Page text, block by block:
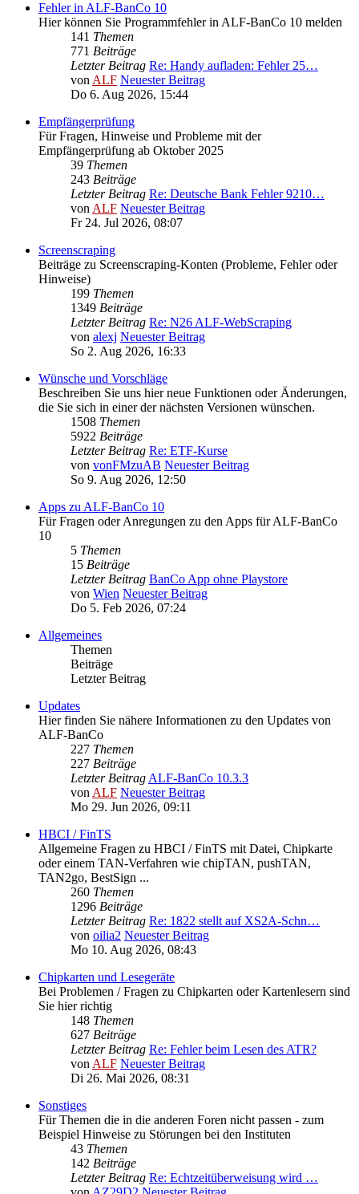
Fehler in ALF-BanCo 10
Hier können Sie Programmfehler in ALF-BanCo 10 melden
141 Themen
771 Beiträge
Letzter Beitrag Re: Handy aufladen: Fehler 25…
vonALF Neuester Beitrag
Do 6. Aug 2026, 15:44
Empfängerprüfung
Für Fragen, Hinweise und Probleme mit der
Empfängerprüfung ab Oktober 2025
39 Themen
243 Beiträge
Letzter Beitrag Re: Deutsche Bank Fehler 9210…
vonALF Neuester Beitrag
Fr 24. Jul 2026, 08:07
Screenscraping
Beiträge zu Screenscraping-Konten (Probleme, Fehler oder
Hinweise)
199 Themen
1349 Beiträge
Letzter Beitrag Re: N26 ALF-WebScraping
von alexj Neuester Beitrag
So 2. Aug 2026, 16:33
Wünsche und Vorschläge
Beschreiben Sie uns hier neue Funktionen oder Änderungen,
die Sie sich in einer der nächsten Versionen wünschen.
1508 Themen
5922 Beiträge
Letzter Beitrag Re: ETF-Kurse
von vonFMzuAB Neuester Beitrag
So 9. Aug 2026, 12:50
Apps zu ALF-BanCo 10
Für Fragen oder Anregungen zu den Apps für ALF-BanCo
10
5 Themen
15 Beiträge
Letzter Beitrag BanCo App ohne Playstore
von Wien Neuester Beitrag
Do 5. Feb 2026, 07:24
Allgemeines
Themen
Beiträge
Letzter Beitrag
Updates
Hier finden Sie nähere Informationen zu den Updates von
ALF-BanCo
227 Themen
227 Beiträge
Letzter BeitragALF-BanCo 10.3.3
vonALF Neuester Beitrag
Mo 29. Jun 2026, 09:11
HBCI / FinTS
Allgemeine Fragen zu HBCI / FinTS mit Datei, Chipkarte
oder einem TAN-Verfahren wie chipTAN, pushTAN,
TAN2go, BestSign ...
260 Themen
1296 Beiträge
Letzter Beitrag Re: 1822 stellt auf XS2A-Schn…
von oilia2 Neuester Beitrag
Mo 10. Aug 2026, 08:43
Chipkarten und Lesegeräte
Bei Problemen / Fragen zu Chipkarten oder Kartenlesern sind
Sie hier richtig
148 Themen
627 Beiträge
Letzter Beitrag Re: Fehler beim Lesen des ATR?
vonALF Neuester Beitrag
Di 26. Mai 2026, 08:31
Sonstiges
Für Themen die in die anderen Foren nicht passen - zum
Beispiel Hinweise zu Störungen bei den Instituten
43 Themen
142 Beiträge
Letzter Beitrag Re: Echtzeitüberweisung wird …